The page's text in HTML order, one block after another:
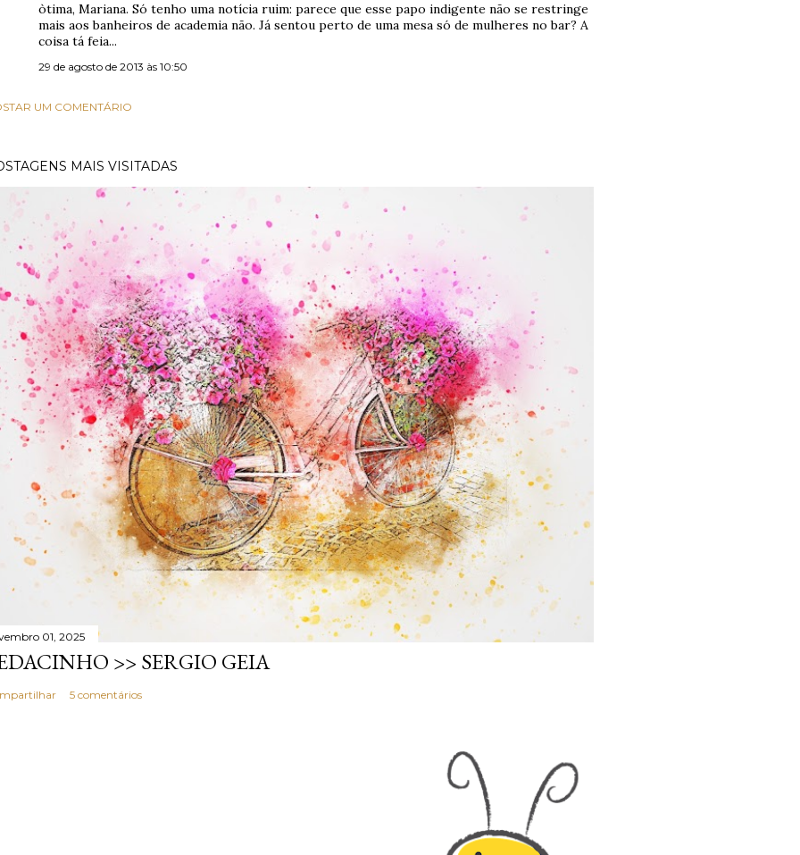
òtima, Mariana. Só tenho uma notícia ruim: parece que esse papo indigente não se restringe
mais aos banheiros de academia não. Já sentou perto de uma mesa só de mulheres no bar? A
coisa tá feia...
29 de agosto de 2013 às 10:50
UM COMENTÁRIO
MAIS VISITADAS
01, 2025
>> SERGIO GEIA
5 comentários